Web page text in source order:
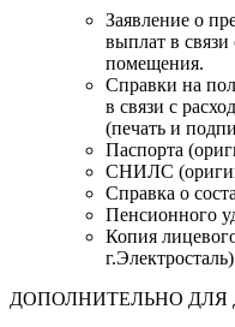
Заявление о
выплат в
помещения.
Справки на
в связи с
(печать и
Паспорта
СНИЛС
Справка о
Пенсионного
Копия
ДОПОЛНИТЕЛЬНО ДЛЯ